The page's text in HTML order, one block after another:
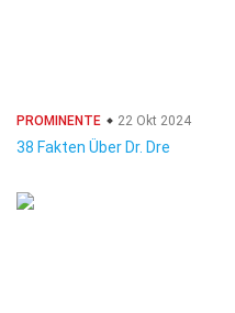
PROMINENTE 22 Okt 2024
38 Fakten Über Dr. Dre